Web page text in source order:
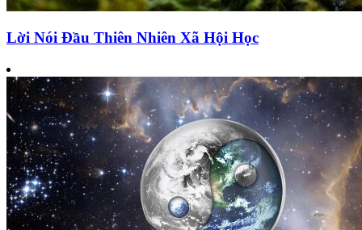
Lời Nói Đầu Thiên Nhiên Xã Hội Học